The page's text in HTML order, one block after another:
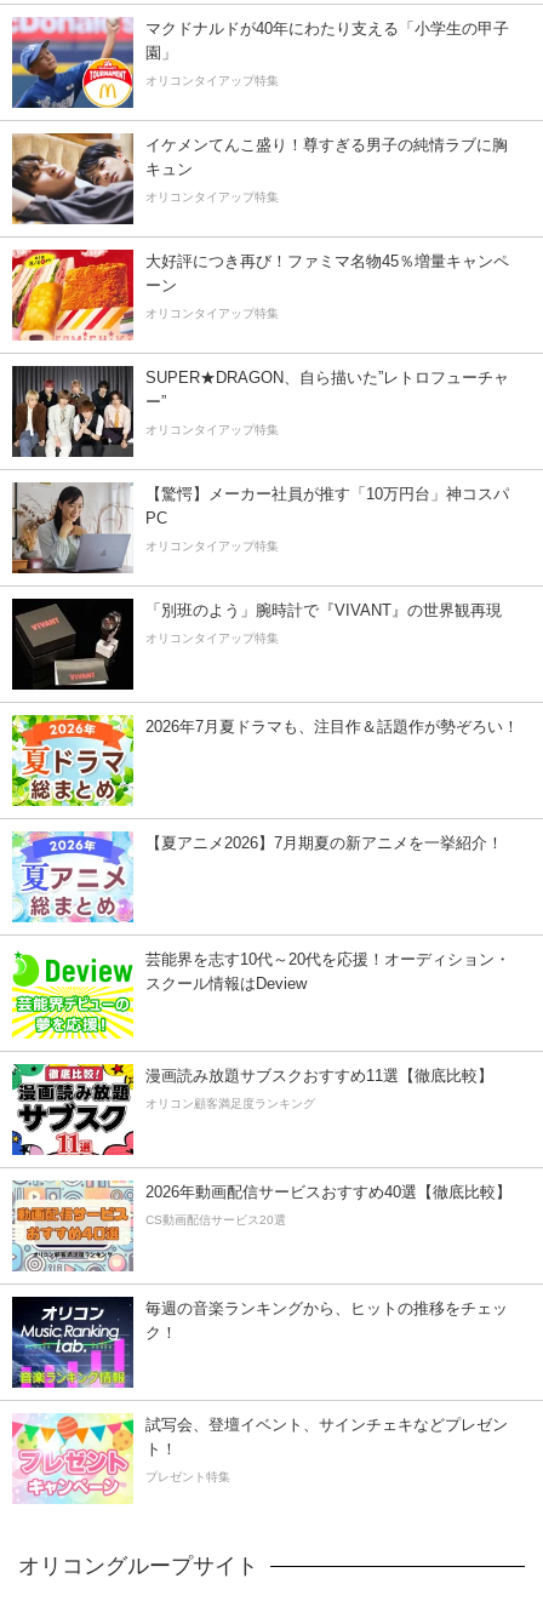
マクドナルドが40年にわたり支える「小学生の甲子
園」
オリコンタイアップ特集
イケメンてんこ盛り！尊すぎる男子の純情ラブに胸
キュン
オリコンタイアップ特集
大好評につき再び！ファミマ名物45％増量キャンペ
ーン
オリコンタイアップ特集
SUPER★DRAGON、自ら描いた”レトロフューチャ
ー”
オリコンタイアップ特集
【驚愕】メーカー社員が推す「10万円台」神コスパ
PC
オリコンタイアップ特集
「別班のよう」腕時計で『VIVANT』の世界観再現
オリコンタイアップ特集
2026年7月夏ドラマも、注目作＆話題作が勢ぞろい！
【夏アニメ2026】7月期夏の新アニメを一挙紹介！
芸能界を志す10代～20代を応援！オーディション・
スクール情報はDeview
漫画読み放題サブスクおすすめ11選【徹底比較】
オリコン顧客満足度ランキング
2026年動画配信サービスおすすめ40選【徹底比較】
CS動画配信サービス20選
毎週の音楽ランキングから、ヒットの推移をチェッ
ク！
試写会、登壇イベント、サインチェキなどプレゼン
ト！
プレゼント特集
オリコングループサイト